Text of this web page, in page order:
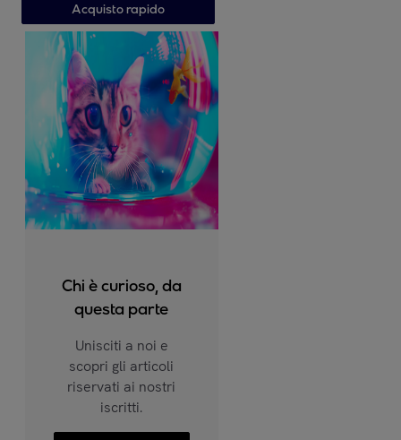
Acquisto rapido
Chi è curioso, da
questa parte
Unisciti a noi e
scopri gli articoli
riservati ai nostri
iscritti.